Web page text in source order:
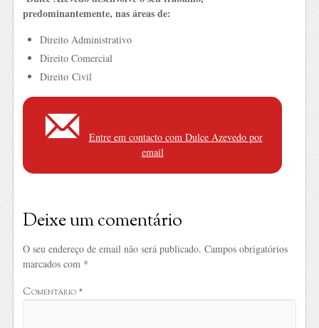
predominantemente, nas áreas de:
Direito Administrativo
Direito Comercial
Direito Civil
Entre em contacto com Dulce Azevedo por
email
Deixe um comentário
O seu endereço de email não será publicado. Campos obrigatórios
marcados com *
Comentário *